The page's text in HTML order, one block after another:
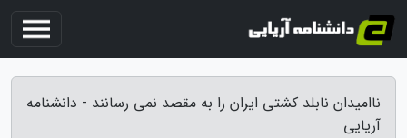
ناامیدان نابلد کشتی ایران را به مقصد نمی رسانند - دانشنامه
آریایی